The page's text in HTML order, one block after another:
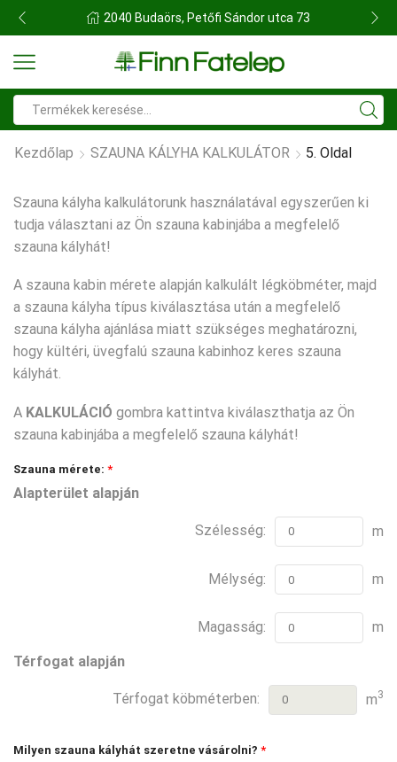
FINN FATELEP BUDAÖRS
input
Kezdőlap SZAUNA KÁLYHA KALKULÁTOR 5. Oldal
Szauna kályha kalkulátorunk használatával egyszerűen ki
tudja választani az Ön szauna kabinjába a megfelelő
szauna kályhát!
A szauna kabin mérete alapján kalkulált légköbméter, majd
a szauna kályha típus kiválasztása után a megfelelő
szauna kályha ajánlása miatt szükséges meghatározni,
hogy kültéri, üvegfalú szauna kabinhoz keres szauna
kályhát.
A KALKULÁCIÓ gombra kattintva kiválaszthatja az Ön
szauna kabinjába a megfelelő szauna kályhát!
Szauna mérete: *
Alapterület alapján
Szélesség: m
Mélység: m
Magasság: m
Térfogat alapján
Térfogat köbméterben: m3
Milyen szauna kályhát szeretne vásárolni? *